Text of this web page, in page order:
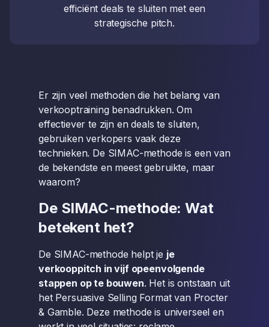
efficiënt deals te sluiten met een
strategische pitch.
Er zijn veel methoden die het belang van
verkooptraining benadrukken. Om
effectiever te zijn en deals te sluiten,
gebruiken verkopers vaak deze
technieken. De SIMAC-methode is een van
de bekendste en meest gebruikte, maar
waarom?
De SIMAC-methode: Wat
betekent het?
De SIMAC-methode helpt je je
verkooppitch in vijf opeenvolgende
stappen op te bouwen. Het is ontstaan uit
het Persuasive Selling Format van Procter
& Gamble. Deze methode is universeel en